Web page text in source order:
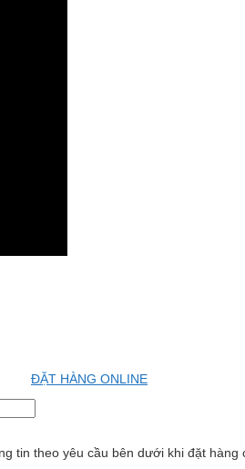
ĐẶT HÀNG ONLINE
tin theo yêu cầu bên dưới khi đặt